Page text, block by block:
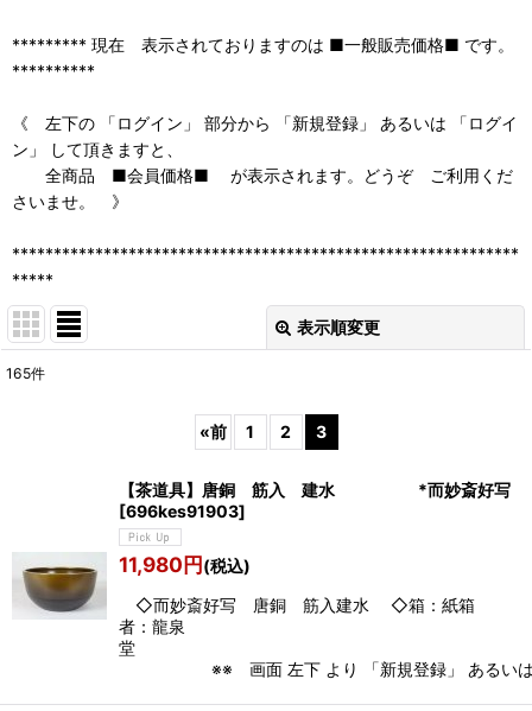
********* 現在 表示されておりますのは ■一般販売価格■ です。
**********
《 左下の 「ログイン」 部分から 「新規登録」 あるいは 「ログイ
ン」 して頂きますと、
全商品 ■会員価格■ が表示されます。どうぞ ご利用くだ
さいませ。 》
*************************************************************
*****
表示順変更
絞り込む
165件
«前 1 2 3
【茶道具】唐銅 筋入 建水 *而妙斎好写
[696kes91903]
11,980円(税込)
◇而妙斎好写 唐銅 筋入建水 ◇箱：紙
者：龍泉
※※ 画面 左下 より 「新規登録」 あるい